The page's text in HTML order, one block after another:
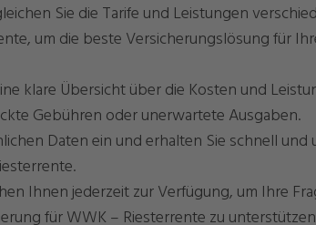
Sie die Tarife und Leistungen
um die beste Versicherungslösung für
klare Übersicht über die Kosten und
Gebühren oder unerwartete Ausgaben.
Daten ein und erhalten Sie schnell
Ihnen jederzeit zur Verfügung, um Ihre
für WWK – Riesterrente zu